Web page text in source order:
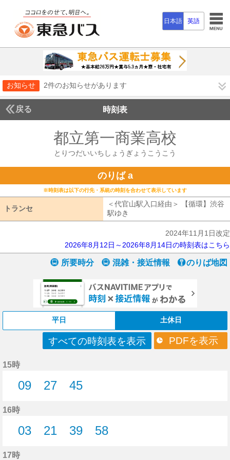
日本語 英語
お知らせ 2件のお知らせがあります
戻る 時刻表
都立第一商業高校
とりつだいいちしょうぎょうこうこう
のりば a
※時刻表は以下の行先・系統の時刻を合わせて表示しています
トランセ
＜代官山駅入口経由＞ 【循環】渋谷
駅ゆき
2024年11月1日改定
2026年8月12日～2026年8月14日の時刻表はこちら
所要時分 混雑・接近情報 のりば地図
平日 土休日
すべての時刻表を表示 PDFを表示
15時
09
27
45
16時
03
21
39
58
17時